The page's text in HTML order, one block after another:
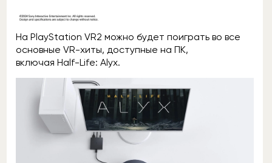
На PlayStation VR2 можно будет поиграть во все
основные VR-хиты, доступные на ПК,
включая Half-Life: Alyx.